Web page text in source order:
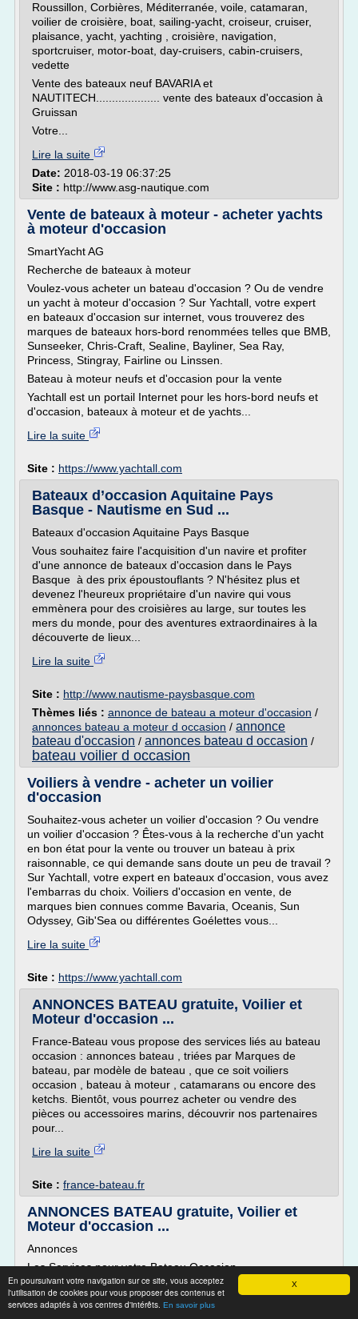
X
En poursuivant votre navigation sur ce site, vous acceptez
l'utilisation de cookies pour vous proposer des contenus et
services adaptés à vos centres d'intérêts. En savoir plus
Roussillon, Corbières, Méditerranée, voile, catamaran,
voilier de croisière, boat, sailing-yacht, croiseur, cruiser,
plaisance, yacht, yachting , croisière, navigation,
sportcruiser, motor-boat, day-cruisers, cabin-cruisers,
vedette
Vente des bateaux neuf BAVARIA et
NAUTITECH.................... vente des bateaux d'occasion à
Gruissan
Votre...
Lire la suite
Date: 2018-03-19 06:37:25
Site : http://www.asg-nautique.com
Vente de bateaux à moteur - acheter yachts
à moteur d'occasion
SmartYacht AG
Recherche de bateaux à moteur
Voulez-vous acheter un bateau d'occasion ? Ou de vendre
un yacht à moteur d'occasion ? Sur Yachtall, votre expert
en bateaux d'occasion sur internet, vous trouverez des
marques de bateaux hors-bord renommées telles que BMB,
Sunseeker, Chris-Craft, Sealine, Bayliner, Sea Ray,
Princess, Stingray, Fairline ou Linssen.
Bateau à moteur neufs et d'occasion pour la vente
Yachtall est un portail Internet pour les hors-bord neufs et
d'occasion, bateaux à moteur et de yachts...
Lire la suite
Site : https://www.yachtall.com
Bateaux d’occasion Aquitaine Pays
Basque - Nautisme en Sud ...
Bateaux d'occasion Aquitaine Pays Basque
Vous souhaitez faire l'acquisition d'un navire et profiter
d'une annonce de bateaux d'occasion dans le Pays
Basque à des prix époustouflants ? N'hésitez plus et
devenez l'heureux propriétaire d'un navire qui vous
emmènera pour des croisières au large, sur toutes les
mers du monde, pour des aventures extraordinaires à la
découverte de lieux...
Lire la suite
Site : http://www.nautisme-paysbasque.com
Thèmes liés : annonce de bateau a moteur d'occasion /
annonces bateau a moteur d occasion / annonce
bateau d'occasion / annonces bateau d occasion /
bateau voilier d occasion
Voiliers à vendre - acheter un voilier
d'occasion
Souhaitez-vous acheter un voilier d'occasion ? Ou vendre
un voilier d'occasion ? Êtes-vous à la recherche d'un yacht
en bon état pour la vente ou trouver un bateau à prix
raisonnable, ce qui demande sans doute un peu de travail ?
Sur Yachtall, votre expert en bateaux d'occasion, vous avez
l'embarras du choix. Voiliers d'occasion en vente, de
marques bien connues comme Bavaria, Oceanis, Sun
Odyssey, Gib'Sea ou différentes Goélettes vous...
Lire la suite
Site : https://www.yachtall.com
ANNONCES BATEAU gratuite, Voilier et
Moteur d'occasion ...
France-Bateau vous propose des services liés au bateau
occasion : annonces bateau , triées par Marques de
bateau, par modèle de bateau , que ce soit voiliers
occasion , bateau à moteur , catamarans ou encore des
ketchs. Bientôt, vous pourrez acheter ou vendre des
pièces ou accessoires marins, découvrir nos partenaires
pour...
Lire la suite
Site : france-bateau.fr
ANNONCES BATEAU gratuite, Voilier et
Moteur d'occasion ...
Annonces
Les Services pour votre Bateau Occasion
France-Bateau vous propose des services liés au bateau
occasion : annonces bateau , triées par Marques de